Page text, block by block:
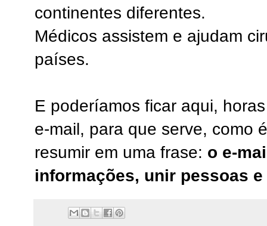
continentes diferentes.
Médicos assistem e ajudam
países.
E poderíamos ficar aqui,
e-mail, para que serve, como
resumir em uma frase: o e-
informações, unir pessoas